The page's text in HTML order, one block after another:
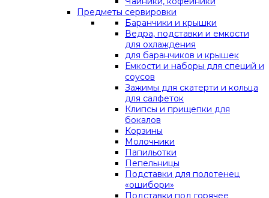
Предметы сервировки
Баранчики и крышки
Ведра, подставки и емкости
для охлаждения
для баранчиков и крышек
Емкости и наборы для специй и
соусов
Зажимы для скатерти и кольца
для салфеток
Клипсы и прищепки для
бокалов
Корзины
Молочники
Папильотки
Пепельницы
Подставки для полотенец
«ошибори»
Подставки под горячее